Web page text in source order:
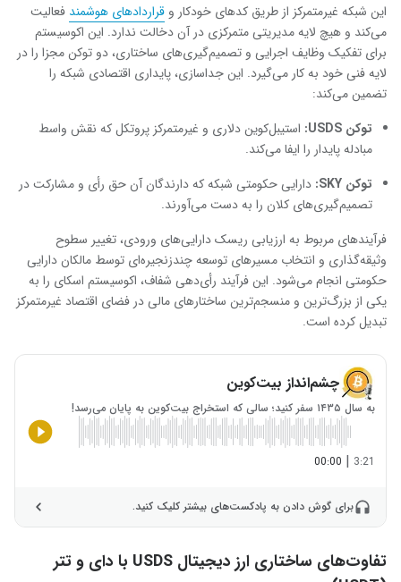
این شبکه غیرمتمرکز از طریق کدهای خودکار و قراردادهای هوشمند فعالیت
می‌کند و هیچ لایه مدیریتی متمرکزی در آن دخالت ندارد. این اکوسیستم
برای تفکیک وظایف اجرایی و تصمیم‌گیری‌های ساختاری، دو توکن مجزا را در
لایه فنی خود به کار می‌گیرد. این جداسازی، پایداری اقتصادی شبکه را
تضمین می‌کند:
توکن
استیبل‌کوین دلاری و غیرمتمرکز پروتکل که نقش واسط
مبادله پایدار را ایفا می‌کند.
توکن
دارایی حکومتی شبکه که دارندگان آن حق رأی و مشارکت در
تصمیم‌گیری‌های کلان را به دست می‌آورند.
فرآیندهای مربوط به ارزیابی ریسک دارایی‌های ورودی، تغییر سطوح
وثیقه‌گذاری و انتخاب مسیرهای توسعه چندزنجیره‌ای توسط مالکان دارایی
حکومتی انجام می‌شود. این فرآیند رأی‌دهی شفاف، اکوسیستم اسکای را به
یکی از بزرگ‌ترین و منسجم‌ترین ساختارهای مالی در فضای اقتصاد غیرمتمرکز
تبدیل کرده است.
چشم‌انداز بیت‌کوین
به سال ۱۴۳۵ سفر کنید؛ سالی که استخراج بیت‌کوین به پایان می‌رسد!
3:21
|
00:00
برای گوش دادن به پادکست‌های بیشتر کلیک کنید.
تفاوت‌های ساختاری ارز دیجیتال USDS با دای و تتر